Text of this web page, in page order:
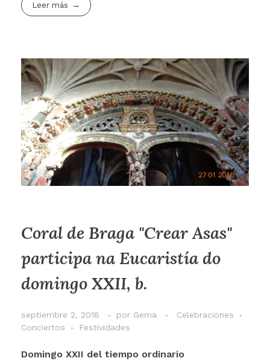
Leer más
Coral de Braga "Crear Asas"
participa na Eucaristía do
domingo XXII, b.
septiembre 2, 2018 por Gema
Celebraciones
Conciertos
Festividades
Domingo XXII del tiempo ordinario